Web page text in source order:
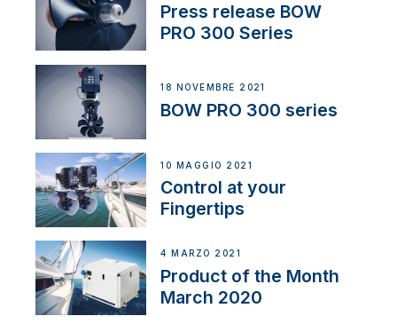
Press release BOW
PRO 300 Series
18 NOVEMBRE 2021
BOW PRO 300 series
10 MAGGIO 2021
Control at your
Fingertips
4 MARZO 2021
Product of the Month
March 2020